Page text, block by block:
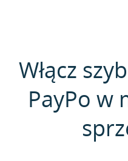
Włącz
PayPo w